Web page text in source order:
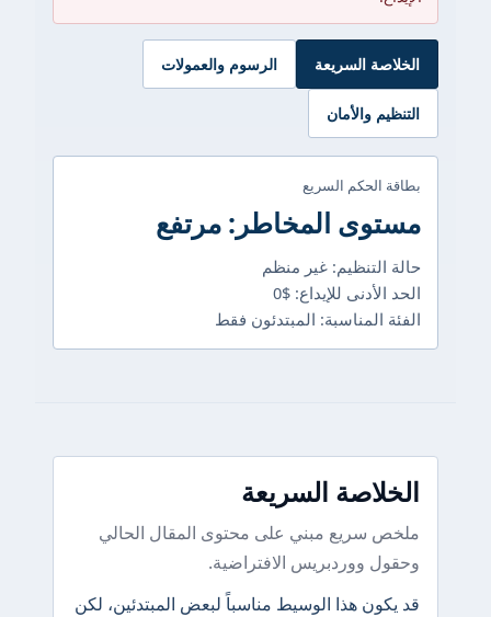
الخلاصة السريعة الرسوم والعمولات
التنظيم والأمان
بطاقة الحكم السريع
مستوى المخاطر: مرتفع
حالة التنظيم: غير منظم
الحد الأدنى للإيداع: $0
الفئة المناسبة: المبتدئون فقط
الخلاصة السريعة
ملخص سريع مبني على محتوى المقال الحالي
وحقول ووردبريس الافتراضية.
قد يكون هذا الوسيط مناسباً لبعض المبتدئين، لكن